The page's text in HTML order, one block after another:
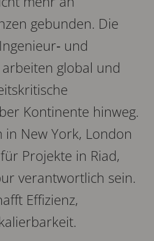
gebunden. Die
und
global und
Kontinente hinweg.
in New York, London
Projekte in Riad,
verantwortlich sein.
Effizienz,